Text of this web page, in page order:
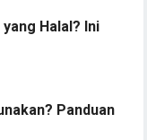
Halal? Ini
Panduan